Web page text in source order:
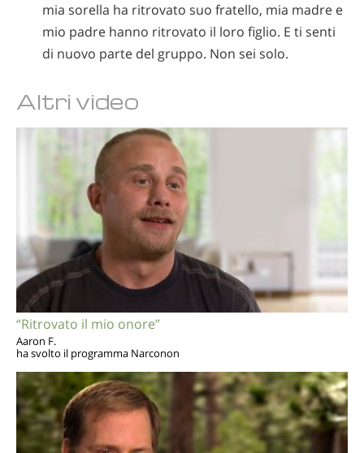
mia sorella ha ritrovato suo fratello, mia madre e
mio padre hanno ritrovato il loro figlio. E ti senti
di nuovo parte del gruppo. Non sei solo.
Altri video
“Ritrovato il mio onore”
Aaron F.
ha svolto il programma Narconon